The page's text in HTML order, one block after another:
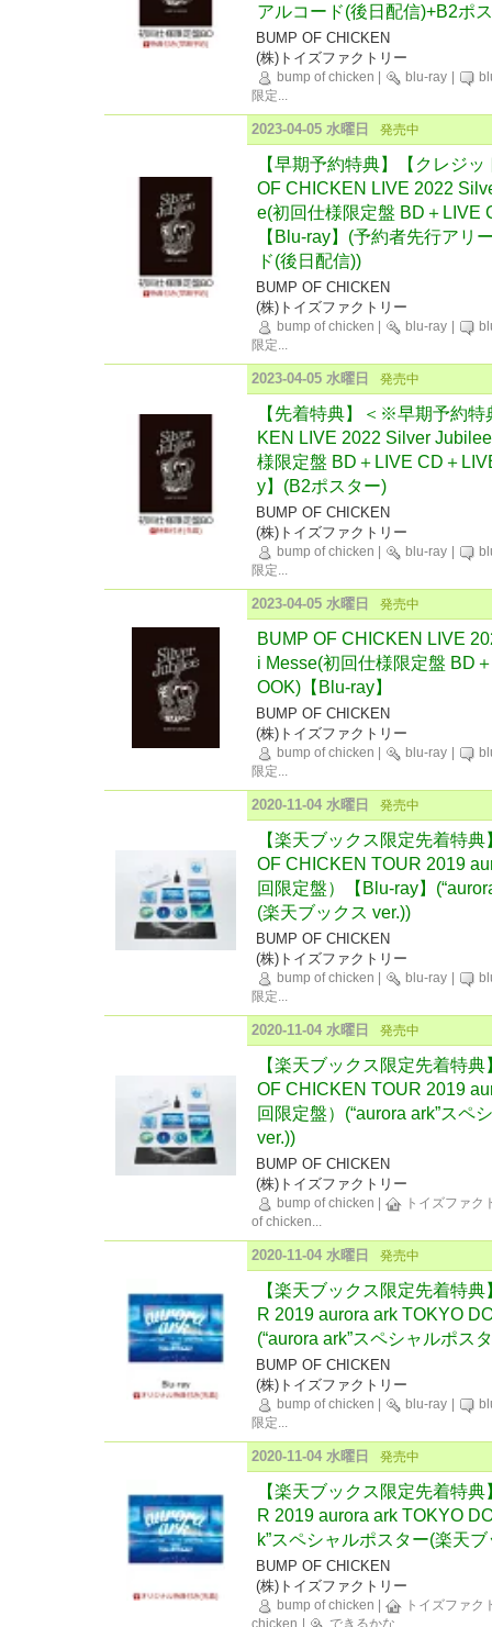
アルコード(後日配信)+B2ポ
BUMP OF CHICKEN
(株)トイズファクトリー
bump of chicken blu-ray
限定...
2023-04-05 水曜日 発売中
【早期予約特典】【クレジ
OF CHICKEN LIVE 2022
e(初回仕様限定盤 BD＋LIVE
【Blu-ray】(予約者先行アリ
ド(後日配信))
BUMP OF CHICKEN
(株)トイズファクトリー
bump of chicken blu-ray
限定...
2023-04-05 水曜日 発売中
【先着特典】＜※早期予約
KEN LIVE 2022 Silver
様限定盤 BD＋LIVE CD＋
y】(B2ポスター)
BUMP OF CHICKEN
(株)トイズファクトリー
bump of chicken blu-ray
限定...
2023-04-05 水曜日 発売中
BUMP OF CHICKEN LIVE
i Messe(初回仕様限定盤 BD
OOK)【Blu-ray】
BUMP OF CHICKEN
(株)トイズファクトリー
bump of chicken blu-ray
限定...
2020-11-04 水曜日 発売中
【楽天ブックス限定先着特
OF CHICKEN TOUR 2019
回限定盤）【Blu-ray】
(楽天ブックス ver.))
BUMP OF CHICKEN
(株)トイズファクトリー
bump of chicken blu-ray
限定...
2020-11-04 水曜日 発売中
【楽天ブックス限定先着特
OF CHICKEN TOUR 2019
回限定盤）(“aurora ark”スペ
ver.))
BUMP OF CHICKEN
(株)トイズファクトリー
bump of chicken
トイズファク
of chicken...
2020-11-04 水曜日 発売中
【楽天ブックス限定先着特
R 2019 aurora ark TOKYO
(“aurora ark”スペシャルポス
BUMP OF CHICKEN
(株)トイズファクトリー
bump of chicken blu-ray
限定...
2020-11-04 水曜日 発売中
【楽天ブックス限定先着特
R 2019 aurora ark TOKYO
k”スペシャルポスター(楽天
BUMP OF CHICKEN
(株)トイズファクトリー
bump of chicken
トイズファク